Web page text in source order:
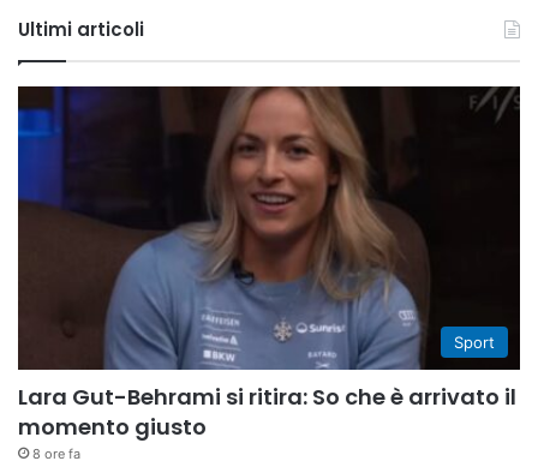
Ultimi articoli
Sport
Lara Gut-Behrami si ritira: So che è arrivato il
momento giusto
8 ore fa